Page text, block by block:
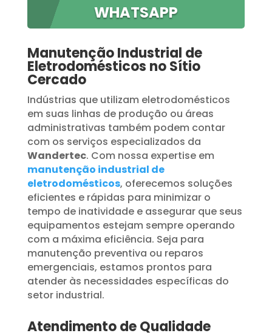
WHATSAPP
Manutenção Industrial de
Eletrodomésticos no Sítio
Cercado
Indústrias que utilizam eletrodomésticos
em suas linhas de produção ou áreas
administrativas também podem contar
com os serviços especializados da
Wandertec. Com nossa expertise em
manutenção industrial de
eletrodomésticos, oferecemos soluções
eficientes e rápidas para minimizar o
tempo de inatividade e assegurar que seus
equipamentos estejam sempre operando
com a máxima eficiência. Seja para
manutenção preventiva ou reparos
emergenciais, estamos prontos para
atender às necessidades específicas do
setor industrial.
Atendimento de Qualidade